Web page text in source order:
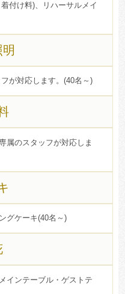
付け料)、リハーサルメイ
が対応します。(40名～)
属のスタッフが対応しま
グケーキ(40名～)
インテーブル・ゲストテ